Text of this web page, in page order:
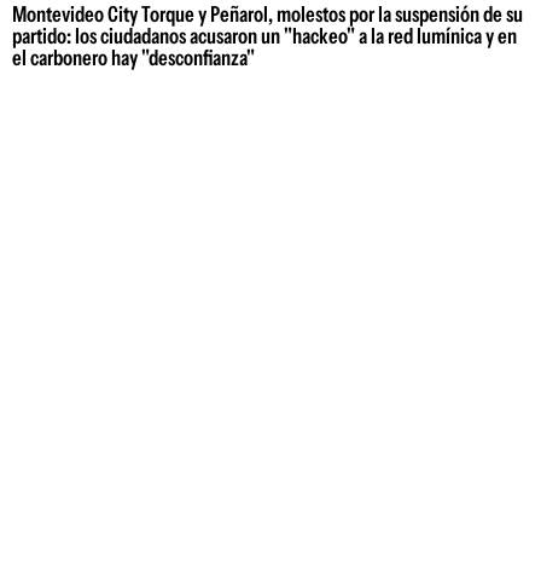
Montevideo City Torque y Peñarol, molestos por la suspensión de su
partido: los ciudadanos acusaron un "hackeo" a la red lumínica y en
el carbonero hay "desconfianza"